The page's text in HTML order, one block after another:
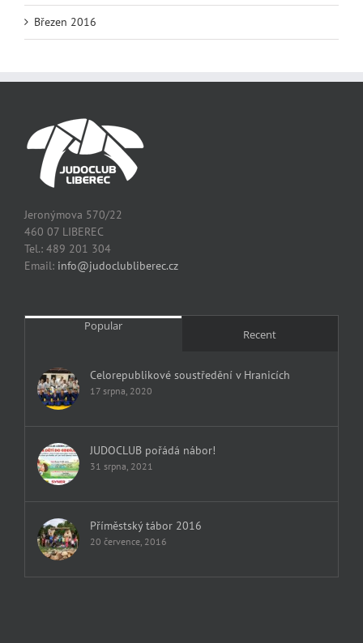
Březen 2016
Jeronýmova 570/22
460 07 LIBEREC
Tel.: 489 201 304
Email: info@judoclubliberec.cz
Popular
Recent
Celorepublikové soustředění v Hranicích
17 srpna, 2020
JUDOCLUB pořádá nábor!
31 srpna, 2021
Příměstský tábor 2016
20 července, 2016